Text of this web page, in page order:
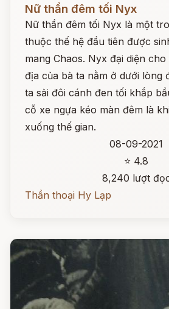
Nữ thần đêm tối Nyx
Nữ thần đêm tối Nyx là một
thuộc thế hệ đầu tiên được
mang Chaos. Nyx đại diện
địa của bà ta nằm ở dưới lòng
ta sải đôi cánh đen tối khắp
cỗ xe ngựa kéo màn đêm là
xuống thế gian.
08-09-2021
⭐ 4.8
8,240 lượt
Thần thoại Hy Lạp